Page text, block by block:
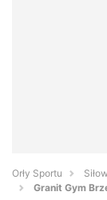
Orły Sportu
Granit Gym